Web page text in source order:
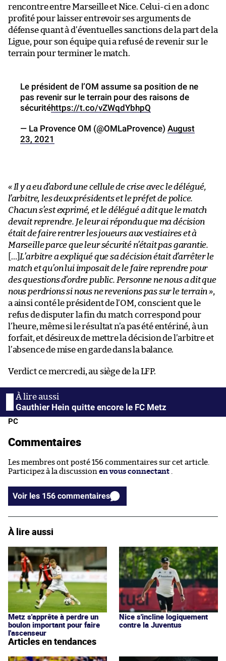
rencontre entre Marseille et Nice. Celui-ci en a donc
profité pour laisser entrevoir ses arguments de
défense quant à d’éventuelles sanctions de la part de la
Ligue, pour son équipe qui a refusé de revenir sur le
terrain pour terminer le match.
Le président de l’OM assume sa position de ne
pas revenir sur le terrain pour des raisons de
sécuritéhttps://t.co/vZWqdYbhpQ
— La Provence OM (@OMLaProvence) August
23, 2021
« Il y a eu d’abord une cellule de crise avec le délégué,
l’arbitre, les deux présidents et le préfet de police.
Chacun s’est exprimé, et le délégué a dit que le match
devait reprendre. Je leur ai répondu que ma décision
était de faire rentrer les joueurs aux vestiaires et à
Marseille parce que leur sécurité n’était pas garantie.
[…] L’arbitre a expliqué que sa décision était d’arrêter le
match et qu’on lui imposait de le faire reprendre pour
des questions d’ordre public. Personne ne nous a dit que
nous perdrions si nous ne revenions pas sur le terrain »,
a ainsi conté le président de l’OM, conscient que le
refus de disputer la fin du match correspond pour
l’heure, même si le résultat n’a pas été entériné, à un
forfait, et désireux de mettre la décision de l’arbitre et
l’absence de mise en garde dans la balance.
Verdict ce mercredi, au siège de la LFP.
Gauthier Hein quitte encore le FC Metz
PC
Commentaires
Les membres ont posté 156 commentaires sur cet article.
Participez à la discussion en vous connectant
Voir les 156 commentaires
À lire aussi
Metz s'apprête à perdre un
boulon important pour faire
l'ascenseur
Nice s'incline logiquement
contre la Juventus
Articles en tendances